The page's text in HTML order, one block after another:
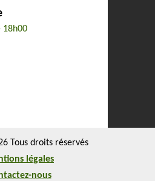
18h00
Tous droits réservés
légales
nous